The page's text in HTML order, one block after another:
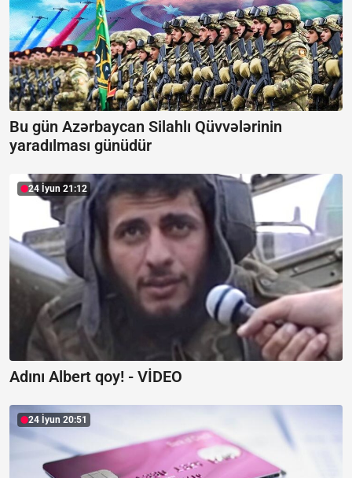
Bu gün Azərbaycan Silahlı Qüvvələrinin
yaradılması günüdür
24 İyun 21:12
Adını Albert qoy! - VİDEO
24 İyun 20:51